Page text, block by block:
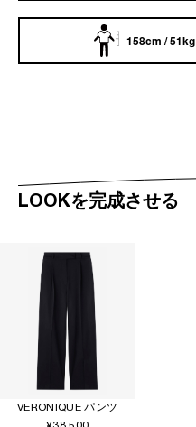
158cm / 51kg
LOOKを完成させる
VERONIQUE パンツ